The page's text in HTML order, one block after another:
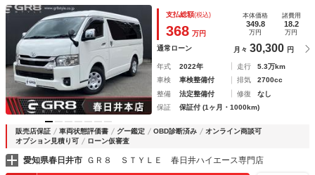
ＥＴＣ／バックカメラ／両側電動スライドドア／デジタルミラ
ー／ＴＳＳ／スマートキー／ＬＥＤヘッドライト／コーナーセ
ンサー
支払総額(税込)
368 万円
本体価格
349.8
万円
諸費用
18.2
万円
通常ローン 月々 30,300 円
年式 2022年 走行
5.3万km
車検
車検整備付 排気
2700cc
整備
法定整備付 修復
なし
保証
保証付 (1ヶ月・1000km)
販売店保証 車両状態評価書 グー鑑定 OBD診断済み
オンライン商談可
オプション見積り可
ローン仮審査
愛知県春日井市 ＧＲ８ ＳＴＹＬＥ 春日井ハイエース専門店